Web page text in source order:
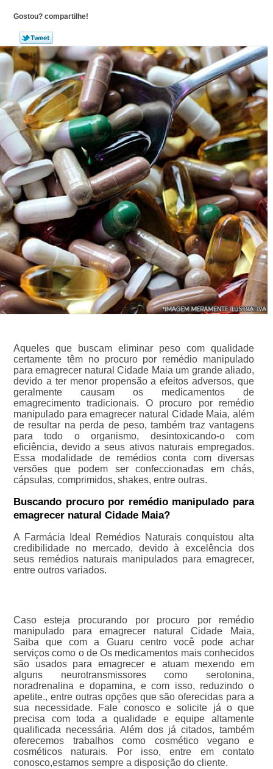
Gostou? compartilhe!
Aqueles que buscam eliminar peso com qualidade
certamente têm no procuro por remédio manipulado
para emagrecer natural Cidade Maia um grande aliado,
devido a ter menor propensão a efeitos adversos, que
geralmente causam os medicamentos de
emagrecimento tradicionais. O procuro por remédio
manipulado para emagrecer natural Cidade Maia, além
de resultar na perda de peso, também traz vantagens
para todo o organismo, desintoxicando-o com
eficiência, devido a seus ativos naturais empregados.
Essa modalidade de remédios conta com diversas
versões que podem ser confeccionadas em chás,
cápsulas, comprimidos, shakes, entre outras.
Buscando procuro por remédio manipulado para
emagrecer natural Cidade Maia?
A Farmácia Ideal Remédios Naturais conquistou alta
credibilidade no mercado, devido à excelência dos
seus remédios naturais manipulados para emagrecer,
entre outros variados.
Caso esteja procurando por procuro por remédio
manipulado para emagrecer natural Cidade Maia,
Saiba que com a Guaru centro você pode achar
serviços como o de Os medicamentos mais conhecidos
são usados para emagrecer e atuam mexendo em
alguns neurotransmissores como serotonina,
noradrenalina e dopamina, e com isso, reduzindo o
apetite., entre outras opções que são oferecidas para a
sua necessidade. Fale conosco e solicite já o que
precisa com toda a qualidade e equipe altamente
qualificada necessária. Além dos já citados, também
oferecemos trabalhos como cosmético vegano e
cosméticos naturais. Por isso, entre em contato
conosco,estamos sempre a disposição do cliente.